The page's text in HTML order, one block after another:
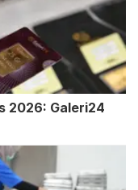
2026: Galeri24